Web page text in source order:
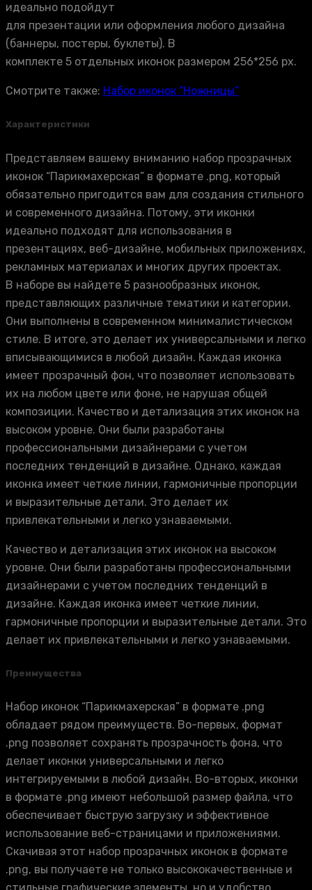
идеально подойдут
для презентации или оформления любого дизайна
(баннеры, постеры, буклеты). В
комплекте 5 отдельных иконок размером 256*256 px.
Смотрите также: Набор иконок “Ножницы”
Характеристики
Представляем вашему вниманию набор прозрачных
иконок “Парикмахерская” в формате .png, который
обязательно пригодится вам для создания стильного
и современного дизайна. Потому, эти иконки
идеально подходят для использования в
презентациях, веб-дизайне, мобильных приложениях,
рекламных материалах и многих других проектах.
В наборе вы найдете 5 разнообразных иконок,
представляющих различные тематики и категории.
Они выполнены в современном минималистическом
стиле. В итоге, это делает их универсальными и легко
вписывающимися в любой дизайн. Каждая иконка
имеет прозрачный фон, что позволяет использовать
их на любом цвете или фоне, не нарушая общей
композиции. Качество и детализация этих иконок на
высоком уровне. Они были разработаны
профессиональными дизайнерами с учетом
последних тенденций в дизайне. Однако, каждая
иконка имеет четкие линии, гармоничные пропорции
и выразительные детали. Это делает их
привлекательными и легко узнаваемыми.
Качество и детализация этих иконок на высоком
уровне. Они были разработаны профессиональными
дизайнерами с учетом последних тенденций в
дизайне. Каждая иконка имеет четкие линии,
гармоничные пропорции и выразительные детали. Это
делает их привлекательными и легко узнаваемыми.
Преимущества
Набор иконок “Парикмахерская” в формате .png
обладает рядом преимуществ. Во-первых, формат
.png позволяет сохранять прозрачность фона, что
делает иконки универсальными и легко
интегрируемыми в любой дизайн. Во-вторых, иконки
в формате .png имеют небольшой размер файла, что
обеспечивает быструю загрузку и эффективное
использование веб-страницами и приложениями.
Скачивая этот набор прозрачных иконок в формате
.png, вы получаете не только высококачественные и